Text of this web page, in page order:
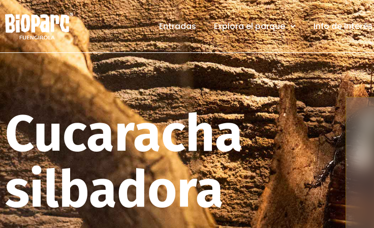
Entradas Explora el parque Info de interés
Cucaracha
silbadora